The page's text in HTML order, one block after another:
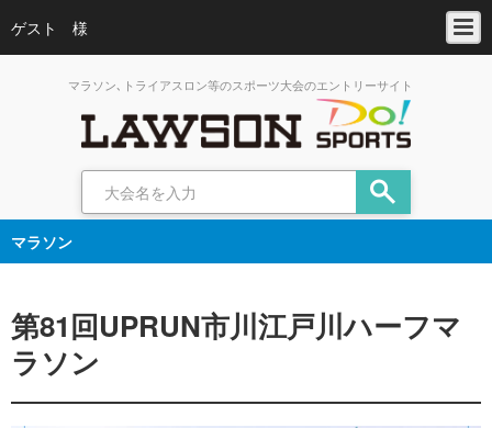
ゲスト 様
マラソン､トライアスロン等のスポーツ大会のエントリーサイト
マラソン
第81回UPRUN市川江戸川ハーフマ
ラソン